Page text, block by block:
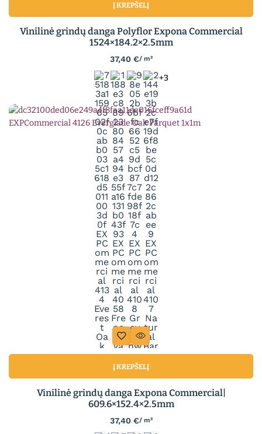
Į KREPŠELĮ
Vinilinė grindų danga Polyflor Expona Commercial
1524×184.2×2.5mm
37,40 €/ m²
+3
Į KREPŠELĮ
Vinilinė grindų danga Expona Commercial|
609.6×152.4×2.5mm
37,40 €/ m²